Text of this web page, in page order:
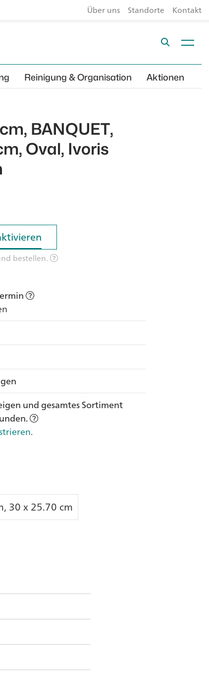
Über uns Standorte Kontakt
Reinigung & Organisation Aktionen
BANQUET,
Oval, Ivoris
bestellen.
und gesamtes Sortiment
.
30 x 25.70 cm